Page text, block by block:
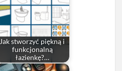
Jak stworzyć piękną i
funkcjonalną
łazienkę?…